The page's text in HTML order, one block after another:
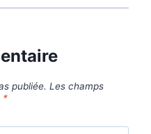
publiée. Les champs
*